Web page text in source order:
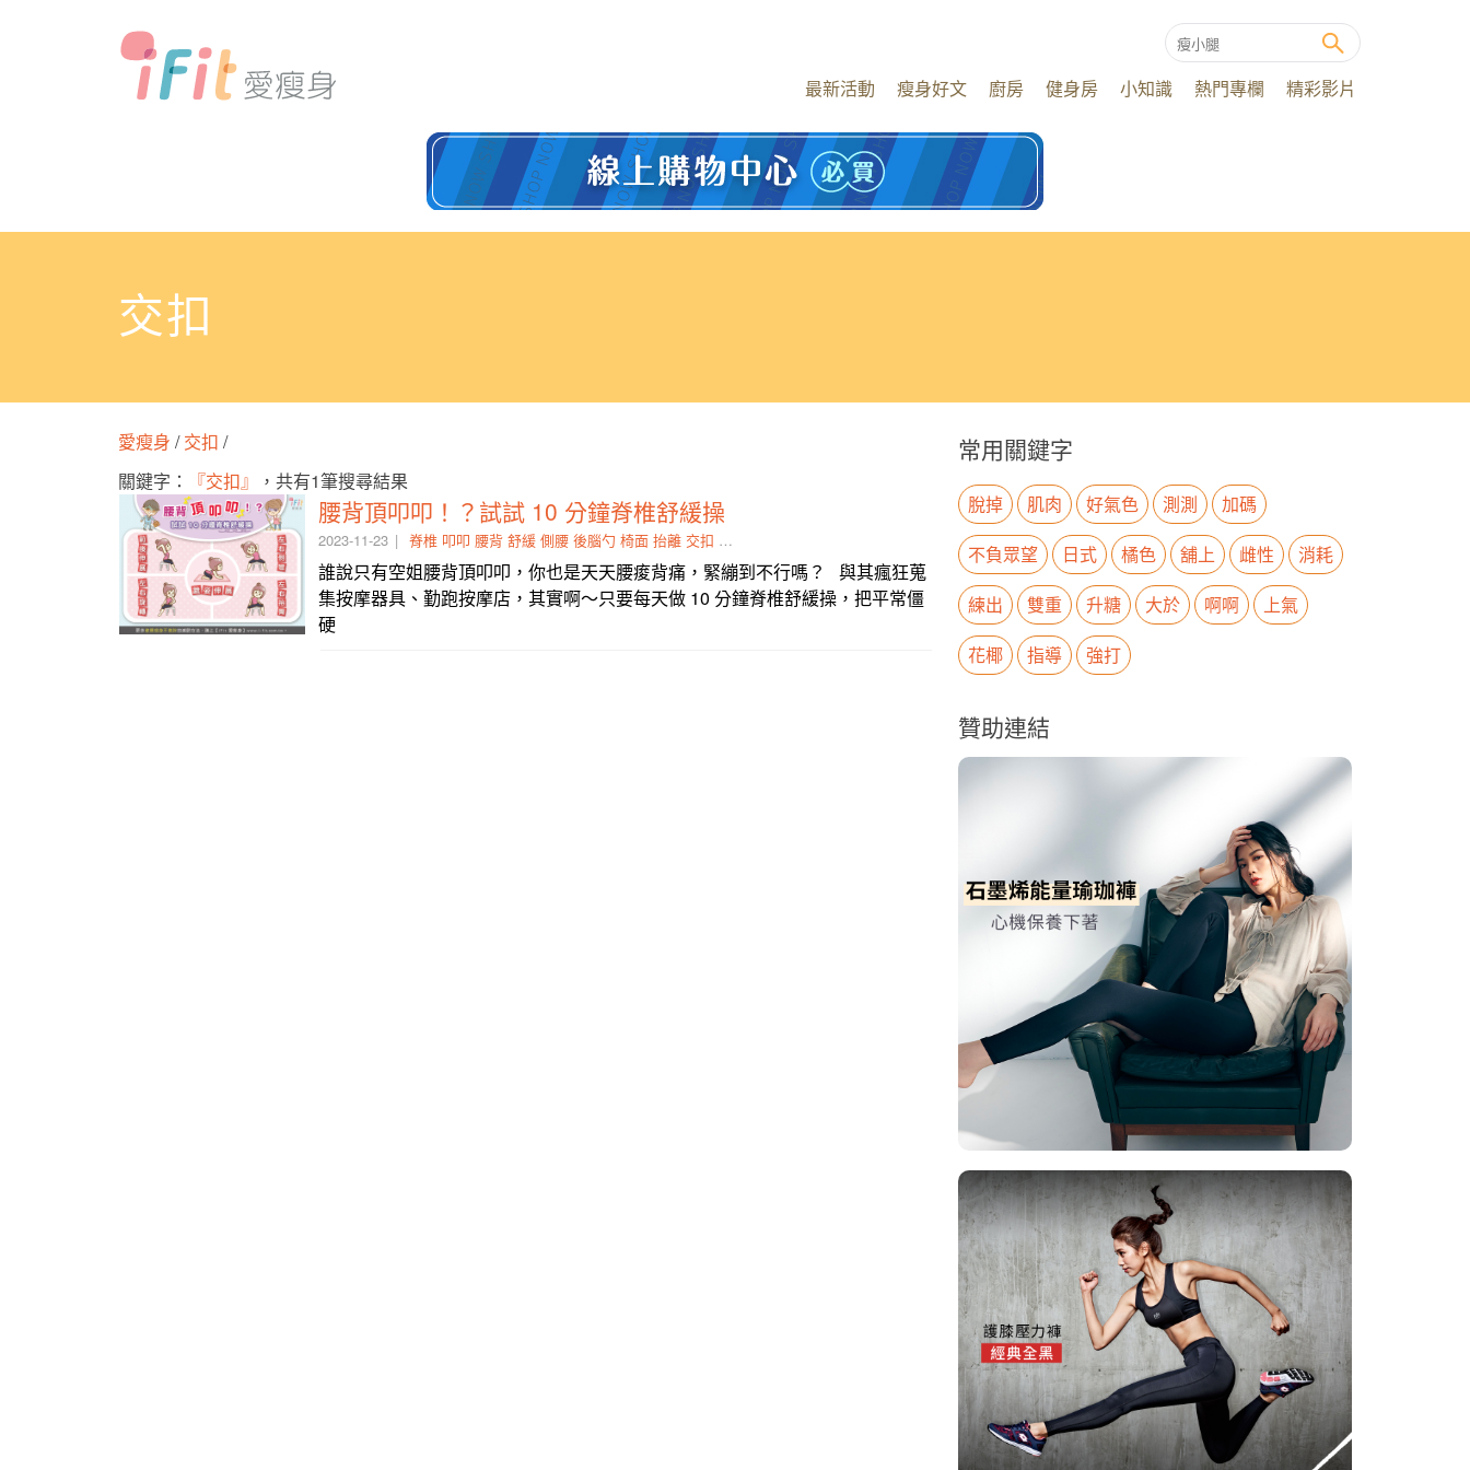
最新活動 瘦身好文 廚房 健身房 小知識 熱門專欄 精彩影片
交扣
愛瘦身 /交扣 /
關鍵字：
『交扣』 ，共有1筆搜尋結果
腰背頂叩叩！？試試 10 分鐘脊椎舒緩操
2023-11-23 脊椎 叩叩 腰背 舒緩 側腰 後腦勺 椅面 抬離 交扣 動作
誰說只有空姐腰背頂叩叩，你也是天天腰痠背痛，緊繃到不行嗎？ 與其瘋狂蒐
集按摩器具、勤跑按摩店，其實啊～只要每天做 10 分鐘脊椎舒緩操，把平常僵
硬
常用關鍵字
脫掉 肌肉 好氣色 測測
加碼
不負眾望
日式 橘色 舖上 雌性
消耗
練出
雙重 升糖 大於 啊啊
上氣
花椰
指導 強打
贊助連結